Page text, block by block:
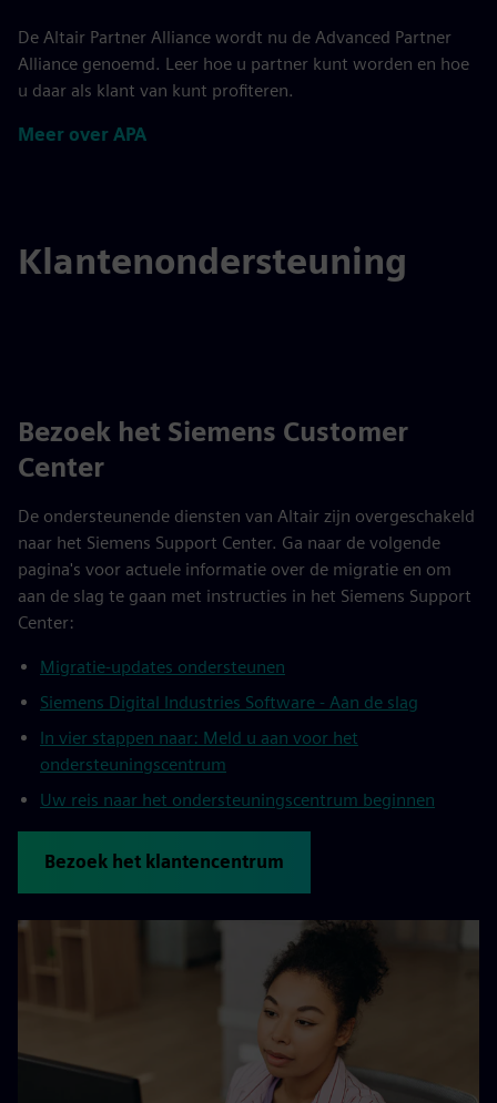
De Altair Partner Alliance wordt nu de Advanced Partner
Alliance genoemd. Leer hoe u partner kunt worden en hoe
u daar als klant van kunt profiteren.
Meer over APA
Klantenondersteuning
Bezoek het Siemens Customer
Center
De ondersteunende diensten van Altair zijn overgeschakeld
naar het Siemens Support Center. Ga naar de volgende
pagina's voor actuele informatie over de migratie en om
aan de slag te gaan met instructies in het Siemens Support
Center:
Migratie-updates ondersteunen
Siemens Digital Industries Software - Aan de slag
In vier stappen naar: Meld u aan voor het
ondersteuningscentrum
Uw reis naar het ondersteuningscentrum beginnen
Bezoek het klantencentrum